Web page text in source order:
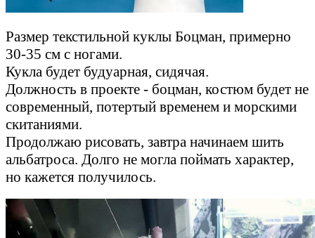
Размер текстильной куклы Боцман, примерно
30-35 см с ногами.
Кукла будет будуарная, сидячая.
Должность в проекте - боцман, костюм будет не
современный, потертый временем и морскими
скитаниями.
Продолжаю рисовать, завтра начинаем шить
альбатроса. Долго не могла поймать характер,
но кажется получилось.